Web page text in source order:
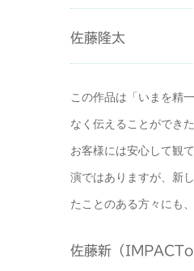
佐藤隆太
この作品は「いまを精
なく伝えることができ
お客様には安心して観
演ではありますが、新
たことのある方々にも
佐藤新（